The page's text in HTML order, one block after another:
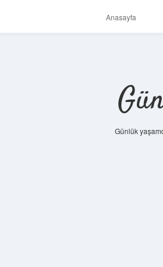
Anasayfa
Günlük